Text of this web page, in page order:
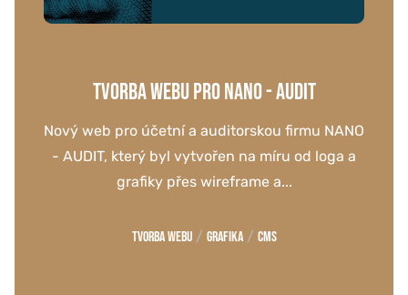
TVORBA WEBU PRO NANO - AUDIT
Nový web pro účetní a auditorskou firmu NANO
- AUDIT, který byl vytvořen na míru od loga a
grafiky přes wireframe a...
Tvorba webu / Grafika / CMS